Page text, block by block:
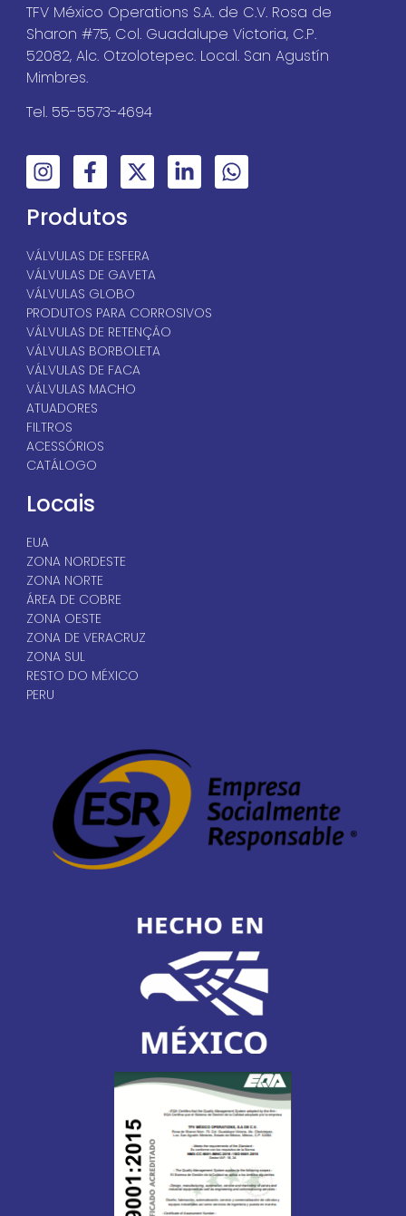
TFV México Operations S.A. de C.V. Rosa de
Sharon #75, Col. Guadalupe Victoria, C.P.
52082, Alc. Otzolotepec. Local. San Agustín
Mimbres.
Tel. 55-5573-4694
Produtos
VÁLVULAS DE ESFERA
VÁLVULAS DE GAVETA
VÁLVULAS GLOBO
PRODUTOS PARA CORROSIVOS
VÁLVULAS DE RETENÇÃO
VÁLVULAS BORBOLETA
VÁLVULAS DE FACA
VÁLVULAS MACHO
ATUADORES
FILTROS
ACESSÓRIOS
CATÁLOGO
Locais
EUA
ZONA NORDESTE
ZONA NORTE
ÁREA DE COBRE
ZONA OESTE
ZONA DE VERACRUZ
ZONA SUL
RESTO DO MÉXICO
PERU